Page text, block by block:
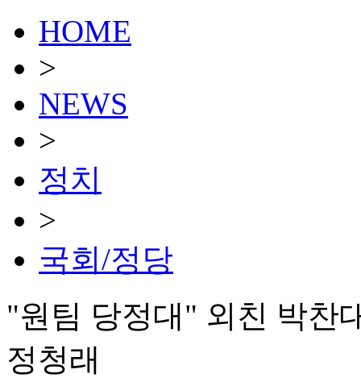
HOME
>
NEWS
>
정치
>
국회/정당
"원팀 당정대" 외친 박찬
정청래